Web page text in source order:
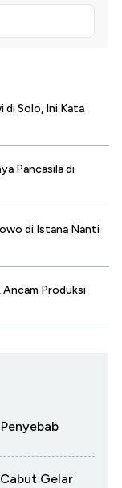
di Solo, Ini Kata
Pancasila di
di Istana Nanti
Produksi
Gelar